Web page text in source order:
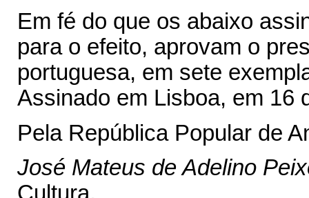
Em fé do que os abaixo
para o efeito, aprovam o
portuguesa, em sete
Assinado em Lisboa, em 16
Pela República Popular de
José Mateus de Adelino